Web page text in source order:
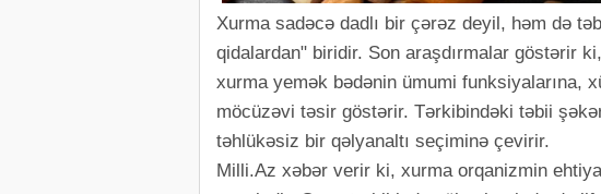
Xurma sadəcə dadlı bir çərəz deyil, həm də
qidalardan" biridir. Son araşdırmalar göstərir
xurma yemək bədənin ümumi funksiyalarına,
möcüzəvi təsir göstərir. Tərkibindəki təbii
təhlükəsiz bir qəlyanaltı seçiminə çevirir.
Milli.Az xəbər verir ki, xurma orqanizmin